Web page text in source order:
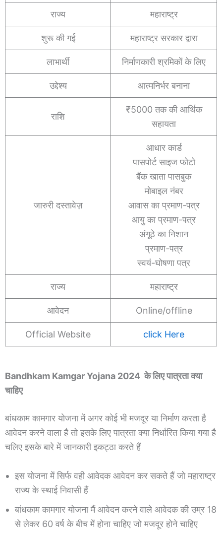
राज्य महाराष्ट्र
शुरू की गई महाराष्ट्र सरकार द्वारा
लाभार्थी निर्माणकारी श्रमिकों के लिए
उद्देश्य आत्मनिर्भर बनाना
राशि
₹5000 तक की आर्थिक
सहायता
जारुरी दस्तावेज़
आधार कार्ड
पासपोर्ट साइज फोटो
बैंक खाता पासबुक
मोबाइल नंबर
आवास का प्रमाण-पत्र
आयु का प्रमाण-पत्र
अंगूठे का निशान
प्रमाण-पत्र
स्वयं-घोषणा पत्र
राज्य महाराष्ट्र
आवेदन Online/offline
Official Website click Here
Bandhkam Kamgar Yojana 2024 के लिए पात्रता क्या
चाहिए
बांधकाम कामगार योजना में अगर कोई भी मजदूर या निर्माण करता है
आवेदन करने वाला है तो इसके लिए पात्रता क्या निर्धारित किया गया है
चलिए इसके बारे में जानकारी इकट्ठा करते हैं
इस योजना में सिर्फ वही आवेदक आवेदन कर सकते हैं जो महाराष्ट्र
राज्य के स्थाई निवासी हैं
बांधकाम कामगार योजना मैं आवेदन करने वाले आवेदक की उम्र 18
से लेकर 60 वर्ष के बीच में होना चाहिए जो मजदूर होने चाहिए